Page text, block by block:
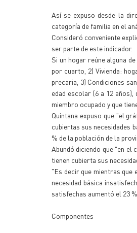
Así se expuso desde la
categoría de familia en el
Consideró conveniente
ser parte de este indicador.
Si un hogar reúne alguna
por cuarto, 2) Vivienda:
precaria, 3) Condiciones
edad escolar (6 a 12
miembro ocupado y que
Quintana expuso que "el
cubiertas sus necesidades
% de la población de la
Abundó diciendo que "en el
tienen cubierta sus
"Es decir que mientras que
necesidad básica
satisfechas aumentó el 23
Componentes